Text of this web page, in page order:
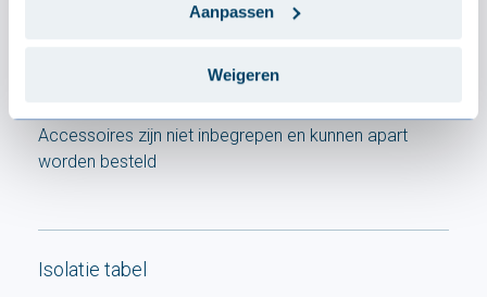
Aanpassen
Weigeren
Accessoires zijn niet inbegrepen en kunnen apart
worden besteld
Isolatie tabel